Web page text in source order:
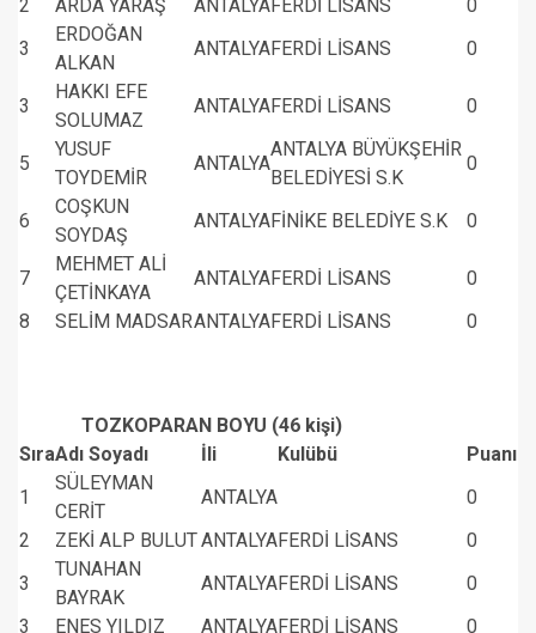
2
ARDA YARAŞ ANTALYAFERDİ LİSANS
0
3
ERDOĞAN
ALKAN
ANTALYAFERDİ LİSANS 0
3
HAKKI EFE
SOLUMAZ
ANTALYAFERDİ LİSANS 0
5
YUSUF
TOYDEMİR
ANTALYA
ANTALYA BÜYÜKŞEHİR
BELEDİYESİ S.K
0
6
COŞKUN
SOYDAŞ
ANTALYAFİNİKE BELEDİYE S.K 0
7
MEHMET ALİ
ÇETİNKAYA
ANTALYAFERDİ LİSANS
0
8
SELİM MADSARANTALYAFERDİ LİSANS 0
TOZKOPARAN BOYU (46 kişi)
SıraAdı Soyadı İli Kulübü
Puanı
1
SÜLEYMAN
CERİT
ANTALYA
0
2
ZEKİ ALP BULUTANTALYAFERDİ LİSANS
0
3
TUNAHAN
BAYRAK
ANTALYAFERDİ LİSANS
0
3
ENES YILDIZ ANTALYAFERDİ LİSANS 0